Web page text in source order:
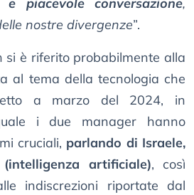
piacevole conversazione,
nostre divergenze”.
si è riferito probabilmente alla
al tema della tecnologia che
a marzo del 2024, in
i due manager hanno
cruciali, parlando di Israele,
artificiale), così
indiscrezioni riportate dal